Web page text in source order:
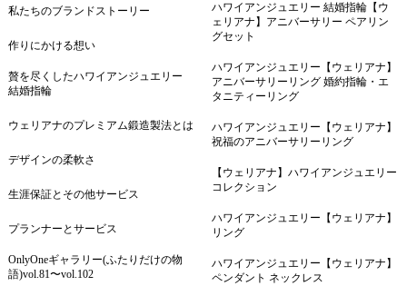
私たちのブランドストーリー
作りにかける想い
贅を尽くしたハワイアンジュエリー
結婚指輪
ウェリアナのプレミアム鍛造製法とは
デザインの柔軟さ
生涯保証とその他サービス
プランナーとサービス
OnlyOneギャラリー(ふたりだけの物
語)vol.81〜vol.102
ハワイアンジュエリー 結婚指輪【ウ
ェリアナ】アニバーサリー ペアリン
グセット
ハワイアンジュエリー【ウェリアナ】
アニバーサリーリング 婚約指輪・エ
タニティーリング
ハワイアンジュエリー【ウェリアナ】
祝福のアニバーサリーリング
【ウェリアナ】ハワイアンジュエリー
コレクション
ハワイアンジュエリー【ウェリアナ】
リング
ハワイアンジュエリー【ウェリアナ】
ペンダント ネックレス